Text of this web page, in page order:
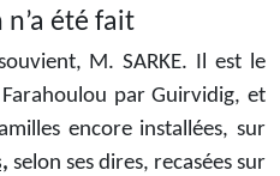
été fait
M. SARKE. Il est le
par Guirvidig, et
encore installées, sur
selon ses dires, recasées sur